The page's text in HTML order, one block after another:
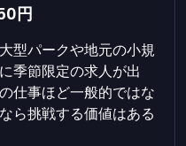
円
型パークや地元の小規
季節限定の求人が出
仕事ほど一般的ではな
ら挑戦する価値はある